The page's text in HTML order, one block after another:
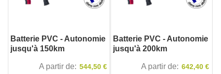
Batterie PVC - Autonomie
jusqu'à 150km
A partir de 544,50 €
Batterie PVC - Autonomie
jusqu'à 200km
A partir de 642,40 €